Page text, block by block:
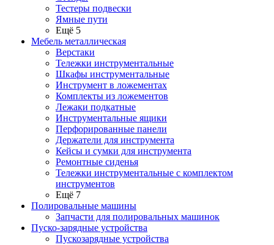
Тестеры подвески
Ямные пути
Ещё 5
Мебель металлическая
Верстаки
Тележки инструментальные
Шкафы инструментальные
Инструмент в ложементах
Комплекты из ложементов
Лежаки подкатные
Инструментальные ящики
Перфорированные панели
Держатели для инструмента
Кейсы и сумки для инструмента
Ремонтные сиденья
Тележки инструментальные с комплектом
инструментов
Ещё 7
Полировальные машины
Запчасти для полировальных машинок
Пуско-зарядные устройства
Пускозарядные устройства